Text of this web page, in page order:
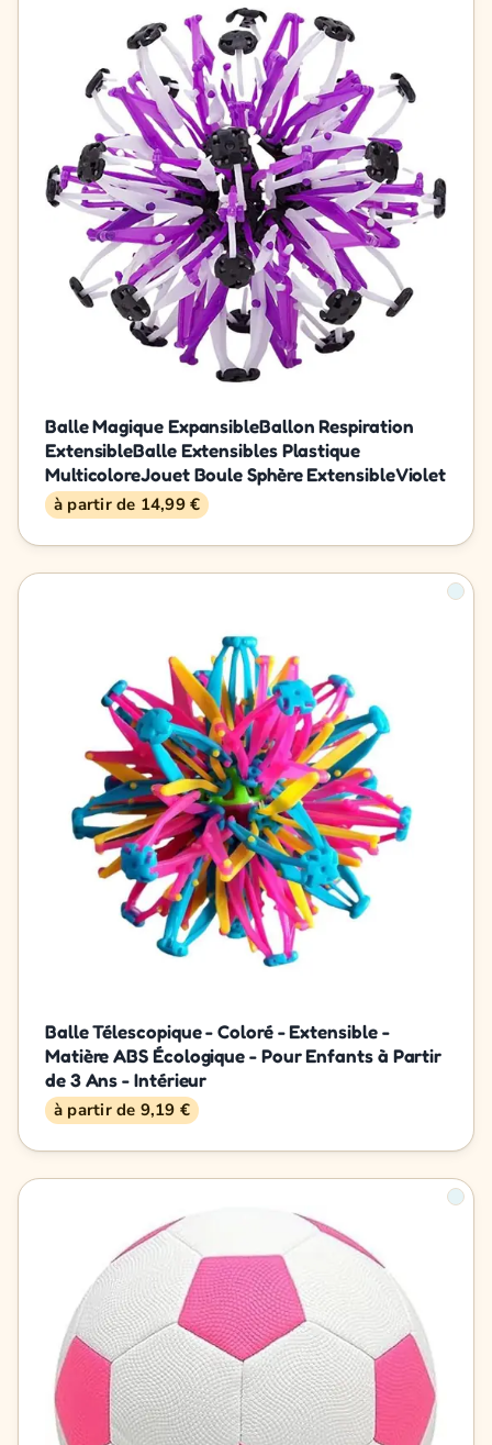
Balle Magique ExpansibleBallon Respiration
ExtensibleBalle Extensibles Plastique
MulticoloreJouet Boule Sphère ExtensibleViolet
à partir de 14,99 €
Balle Télescopique - Coloré - Extensible -
Matière ABS Écologique - Pour Enfants à Partir
de 3 Ans - Intérieur
à partir de 9,19 €